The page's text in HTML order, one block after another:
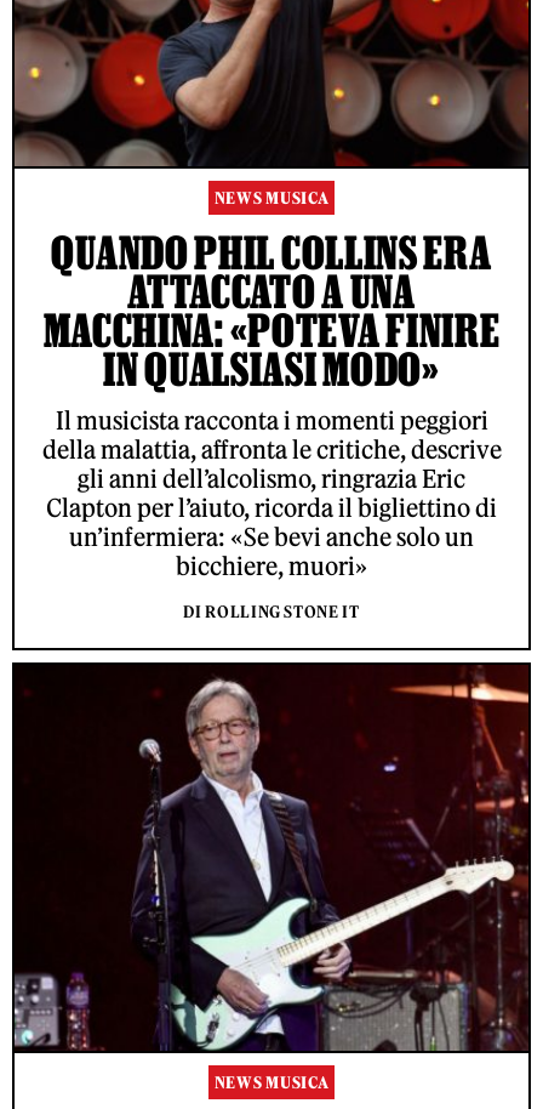
NEWS MUSICA
QUANDO PHIL COLLINS ERA
ATTACCATO A UNA
MACCHINA: «POTEVA FINIRE
IN QUALSIASI MODO»
Il musicista racconta i momenti peggiori
della malattia, affronta le critiche, descrive
gli anni dell’alcolismo, ringrazia Eric
Clapton per l’aiuto, ricorda il bigliettino di
un’infermiera: «Se bevi anche solo un
bicchiere, muori»
DI ROLLING STONE IT
NEWS MUSICA